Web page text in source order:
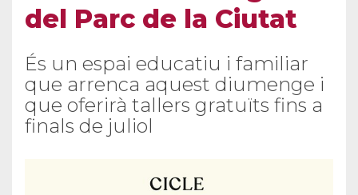
del Parc de la Ciutat
És un espai educatiu i familiar
que arrenca aquest diumenge i
que oferirà tallers gratuïts fins a
finals de juliol